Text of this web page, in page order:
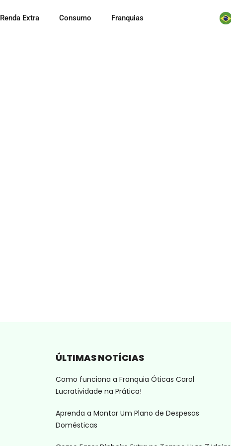
Renda Extra Consumo Franquias
ÚLTIMAS NOTÍCIAS
Como funciona a Franquia Óticas Carol
Lucratividade na Prática!
Aprenda a Montar Um Plano de Despesas
Domésticas